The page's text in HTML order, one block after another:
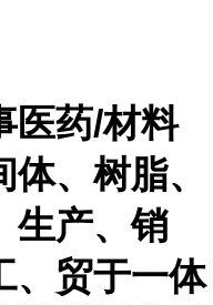
医药/材料
、树脂、
生产、销
、贸于一体